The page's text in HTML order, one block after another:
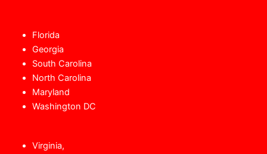
Florida
Georgia
South Carolina
North Carolina
Maryland
Washington DC
Virginia,